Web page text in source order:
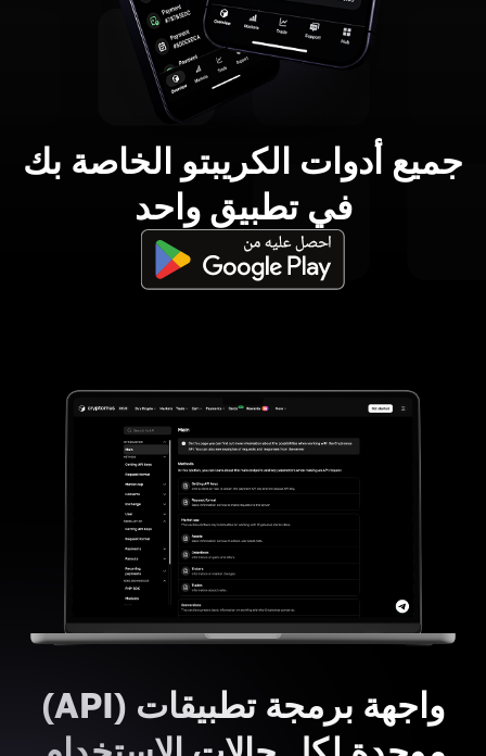
جميع أدوات الكريبتو الخاصة بك
في تطبيق واحد
واجهة برمجة تطبيقات (API)